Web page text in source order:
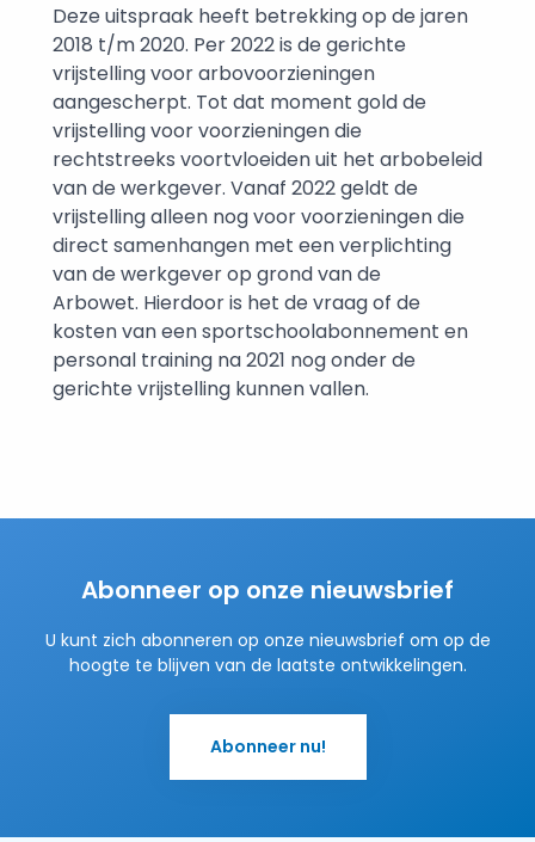
Deze uitspraak heeft betrekking op de jaren
2018 t/m 2020. Per 2022 is de gerichte
vrijstelling voor arbovoorzieningen
aangescherpt. Tot dat moment gold de
vrijstelling voor voorzieningen die
rechtstreeks voortvloeiden uit het arbobeleid
van de werkgever. Vanaf 2022 geldt de
vrijstelling alleen nog voor voorzieningen die
direct samenhangen met een verplichting
van de werkgever op grond van de
Arbowet. Hierdoor is het de vraag of de
kosten van een sportschoolabonnement en
personal training na 2021 nog onder de
gerichte vrijstelling kunnen vallen.
Abonneer op onze nieuwsbrief
U kunt zich abonneren op onze nieuwsbrief om op de
hoogte te blijven van de laatste ontwikkelingen.
Abonneer nu!